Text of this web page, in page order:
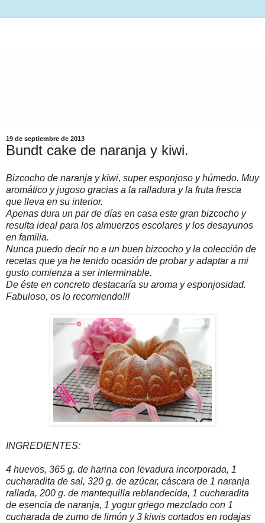
19 de septiembre de 2013
Bundt cake de naranja y kiwi.
Bizcocho de naranja y kiwi, super esponjoso y húmedo. Muy
aromático y jugoso gracias a la ralladura y la fruta fresca
que lleva en su interior.
Apenas dura un par de días en casa este gran bizcocho y
resulta ideal para los almuerzos escolares y los desayunos
en familia.
Nunca puedo decir no a un buen bizcocho y la colección de
recetas que ya he tenido ocasión de probar y adaptar a mi
gusto comienza a ser interminable.
De éste en concreto destacaría su aroma y esponjosidad.
Fabuloso, os lo recomiendo!!!
INGREDIENTES:
4 huevos, 365 g. de harina con levadura incorporada, 1
cucharadita de sal, 320 g. de azúcar, cáscara de 1 naranja
rallada, 200 g. de mantequilla reblandecida, 1 cucharadita
de esencia de naranja, 1 yogur griego mezclado con 1
cucharada de zumo de limón y 3 kiwis cortados en rodajas